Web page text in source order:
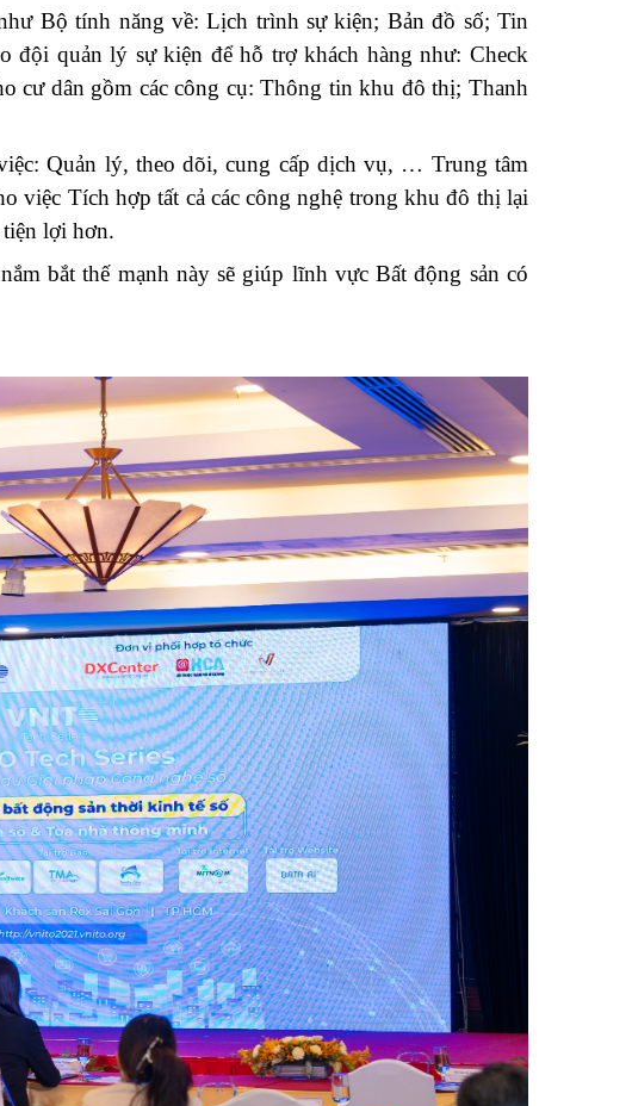
Bộ tính năng về: Lịch trình sự kiện; Bản đồ số; Tin
quản lý sự kiện để hỗ trợ khách hàng như: Check
cư dân gồm các công cụ: Thông tin khu đô thị; Thanh
Quản lý, theo dõi, cung cấp dịch vụ, … Trung tâm
việc Tích hợp tất cả các công nghệ trong khu đô thị lại
lợi hơn.
bắt thế mạnh này sẽ giúp lĩnh vực Bất động sản có